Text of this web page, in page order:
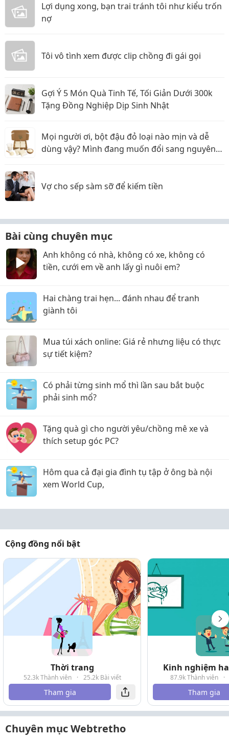
Lợi dụng xong, bạn trai tránh tôi như kiểu trốn
nợ
Tôi vô tình xem được clip chồng đi gái gọi
Gợi Ý 5 Món Quà Tinh Tế, Tối Giản Dưới 300k
Tặng Đồng Nghiệp Dịp Sinh Nhật
Mọi người ơi, bột đậu đỏ loại nào mịn và dễ
dùng vậy? Mình đang muốn đổi sang nguyên
Vợ cho sếp sàm sỡ để kiếm tiền
Bài cùng chuyên mục
Anh không có nhà, không có xe, không có
tiền, cưới em về anh lấy gì nuôi em?
Hai chàng trai hẹn... đánh nhau để tranh
giành tôi
Mua túi xách online: Giá rẻ nhưng liệu có thực
sự tiết kiệm?
Có phải từng sinh mổ thì lần sau bắt buộc
phải sinh mổ?
Tặng quà gì cho người yêu/chồng mê xe và
thích setup góc PC?
Hôm qua cả đại gia đình tụ tập ở ông bà nội
xem World Cup,
Cộng đồng nổi bật
Thời trang
52.3k Thành viên · 25.2k Bài viết
Tham gia
Kinh nghiệm
87.9k Thành viên ·
Tham gia
Chuyên mục Webtretho